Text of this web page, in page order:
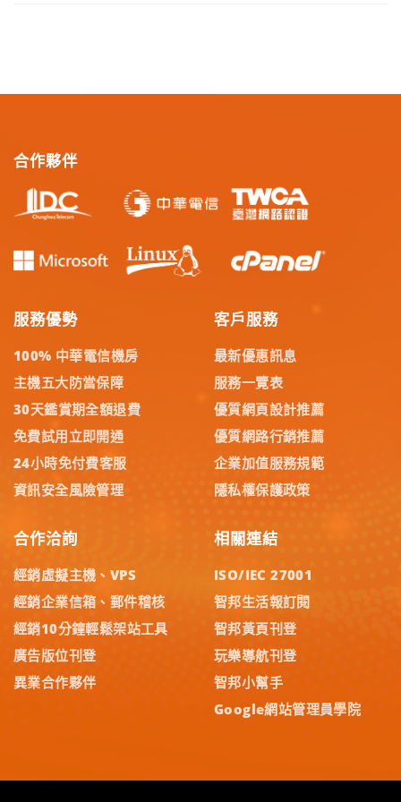
合作夥伴
服務優勢
100% 中華電信機房
主機五大防當保障
30天鑑賞期全額退費
免費試用立即開通
24小時免付費客服
資訊安全風險管理
客戶服務
最新優惠訊息
服務一覽表
優質網頁設計推薦
優質網路行銷推薦
企業加值服務規範
隱私權保護政策
合作洽詢
經銷虛擬主機、VPS
經銷企業信箱、郵件稽核
經銷10分鐘輕鬆架站工具
廣告版位刊登
異業合作夥伴
相關連結
ISO/IEC 27001
智邦生活報訂閱
智邦黃頁刊登
玩樂導航刊登
智邦小幫手
Google網站管理員學院